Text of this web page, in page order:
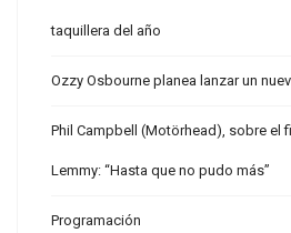
taquillera del año
Ozzy Osbourne planea lanzar un
Phil Campbell (Motörhead), sobre el
Lemmy: “Hasta que no pudo más”
Programación